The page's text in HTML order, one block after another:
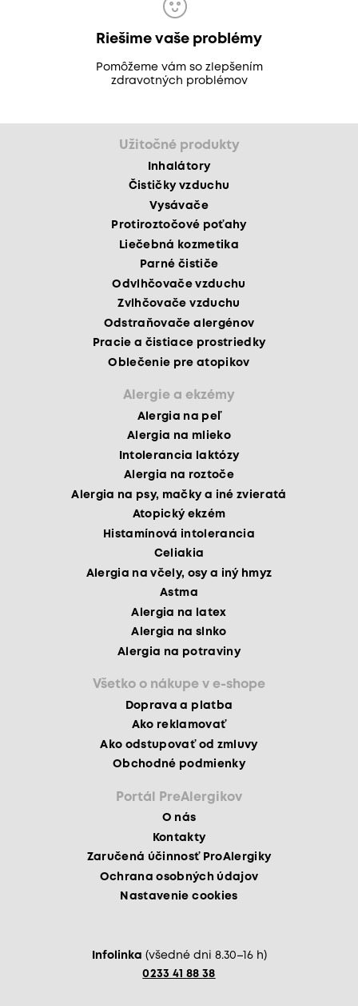
Riešime vaše problémy
Pomôžeme vám so zlepšením
zdravotných problémov
Užitočné produkty
Inhalátory
Čističky vzduchu
Vysávače
Protiroztočové poťahy
Liečebná kozmetika
Parné čističe
Odvlhčovače vzduchu
Zvlhčovače vzduchu
Odstraňovače alergénov
Pracie a čistiace prostriedky
Oblečenie pre atopikov
Alergie a ekzémy
Alergia na peľ
Alergia na mlieko
Intolerancia laktózy
Alergia na roztoče
Alergia na psy, mačky a iné zvieratá
Atopický ekzém
Histamínová intolerancia
Celiakia
Alergia na včely, osy a iný hmyz
Astma
Alergia na latex
Alergia na slnko
Alergia na potraviny
Všetko o nákupe v e-shope
Doprava a platba
Ako reklamovať
Ako odstupovať od zmluvy
Obchodné podmienky
Portál PreAlergikov
O nás
Kontakty
Zaručená účinnosť ProAlergiky
Ochrana osobných údajov
Nastavenie cookies
Infolinka (všedné dni 8.30–16 h)
0233 41 88 38